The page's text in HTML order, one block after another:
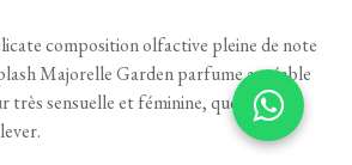
composition olfactive pleine de note
Majorelle Garden parfume agréable
sensuelle et féminine, que vous ne